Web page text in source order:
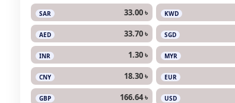
SAR 33.00 ৳ KWD
AED 33.70 ৳ SGD
INR 1.30 ৳ MYR
CNY 18.30 ৳ EUR
GBP 166.64 ৳ USD